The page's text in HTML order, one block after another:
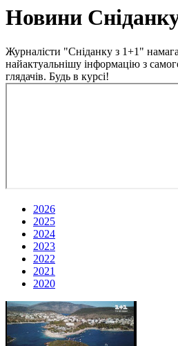
Новини
Журналісти "Сніданку з 1+1"
найактуальнішу інформацію з
глядачів. Будь в курсі!
2026
2025
2024
2023
2022
2021
2020